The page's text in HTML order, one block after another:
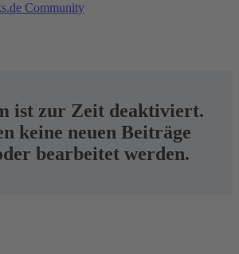
Community
ist zur Zeit deaktiviert.
keine neuen Beiträge
bearbeitet werden.